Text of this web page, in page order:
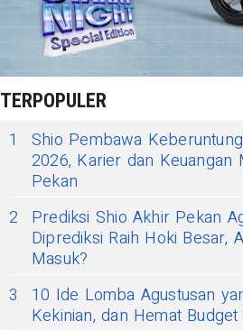
TERPOPULER
1
Shio Pembawa
2026, Karier dan Keuangan
Pekan
2
Prediksi Shio Akhir Pekan
Diprediksi Raih Hoki Besar,
Masuk?
3
10 Ide Lomba Agustusan
Kekinian, dan Hemat